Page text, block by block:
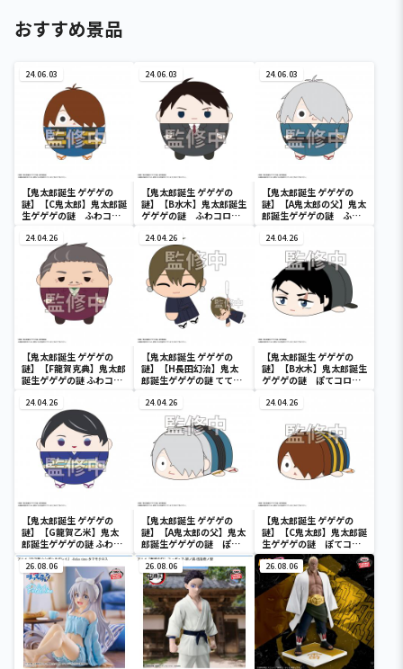
おすすめ景品
24.06.03
【鬼太郎誕生 ゲゲゲの
謎】【C鬼太郎】鬼太郎誕
生ゲゲゲの謎 ふわコロ
24.06.03
【鬼太郎誕生 ゲゲゲの
謎】【B水木】鬼太郎誕生
ゲゲゲの謎 ふわコロり
24.06.03
【鬼太郎誕生 ゲゲゲの
謎】【A鬼太郎の父】鬼太
郎誕生ゲゲゲの謎 ふわ
24.04.26
【鬼太郎誕生 ゲゲゲの
謎】【F龍賀克典】鬼太郎
誕生ゲゲゲの謎 ふわコロ
24.04.26
【鬼太郎誕生 ゲゲゲの
謎】【H長田幻治】鬼太
郎誕生ゲゲゲの謎 ててコ
24.04.26
【鬼太郎誕生 ゲゲゲの
謎】【B水木】鬼太郎誕生
ゲゲゲの謎 ぽてコロマ
24.04.26
【鬼太郎誕生 ゲゲゲの
謎】【G龍賀乙米】鬼太
郎誕生ゲゲゲの謎 ふわコ
ロりん
24.04.26
【鬼太郎誕生 ゲゲゲの
謎】【A鬼太郎の父】鬼太
郎誕生ゲゲゲの謎 ぽて
コロM
24.04.26
【鬼太郎誕生 ゲゲゲの
謎】【C鬼太郎】鬼太郎誕
生ゲゲゲの謎 ぽてコロ
マスコット
26.08.06 26.08.06 26.08.06